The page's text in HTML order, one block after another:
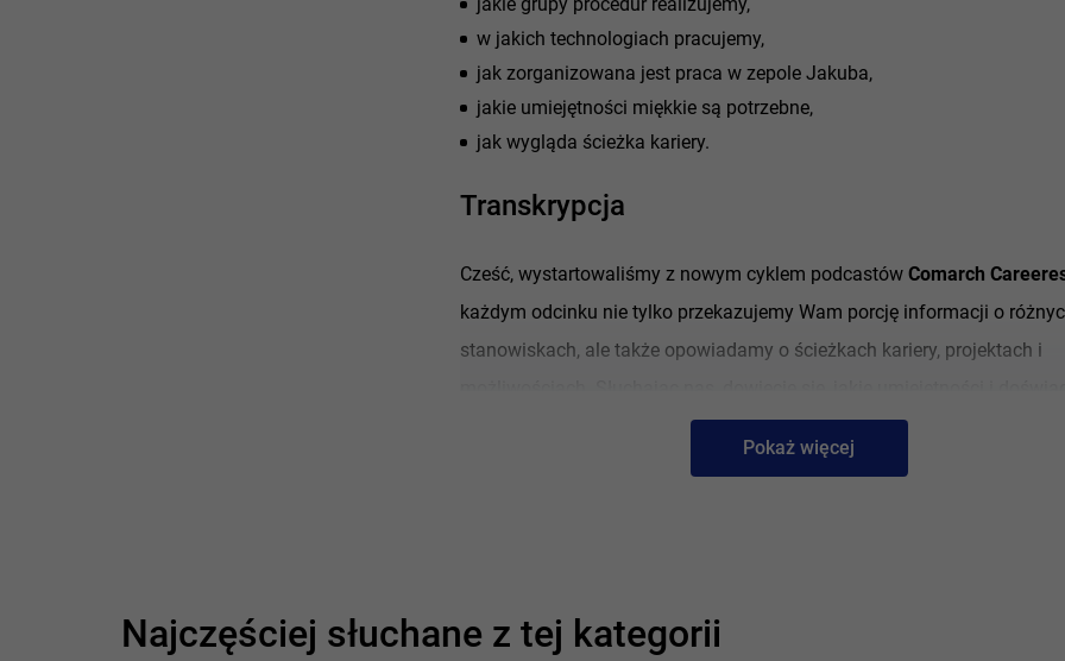
w jakich technologiach pracujemy,
jak zorganizowana jest praca w zepole Jakuba,
jakie umiejętności miękkie są potrzebne,
jak wygląda ścieżka kariery.
Transkrypcja
Cześć, wystartowaliśmy z nowym cyklem podcastów Comarch
każdym odcinku nie tylko przekazujemy Wam porcję informacji o
stanowiskach, ale także opowiadamy o ścieżkach kariery, projektach i
APUS przy realizacji dużych projektów dla klientów z sektora
Pokaż więcej
Najczęściej słuchane z tej kategorii